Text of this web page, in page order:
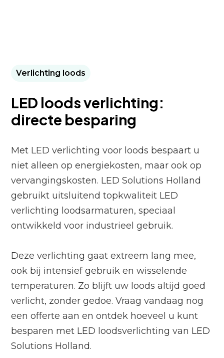
Verlichting loods
LED loods verlichting:
directe besparing
Met LED verlichting voor loods bespaart u
niet alleen op energiekosten, maar ook op
vervangingskosten. LED Solutions Holland
gebruikt uitsluitend topkwaliteit LED
verlichting loodsarmaturen, speciaal
ontwikkeld voor industrieel gebruik.
Deze verlichting gaat extreem lang mee,
ook bij intensief gebruik en wisselende
temperaturen. Zo blijft uw loods altijd goed
verlicht, zonder gedoe. Vraag vandaag nog
een offerte aan en ontdek hoeveel u kunt
besparen met LED loodsverlichting van LED
Solutions Holland.